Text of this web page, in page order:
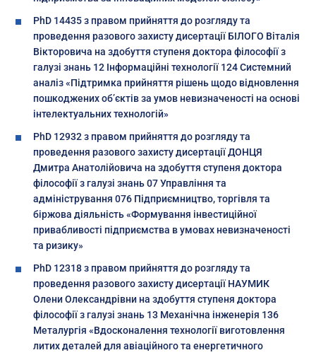
PhD 14435 з правом прийняття до розгляду та
проведення разового захисту дисертації БІЛОГО Віталія
Вікторовича на здобуття ступеня доктора філософії з
галузі знань 12 Інформаційні технології 124 Системний
аналіз «Підтримка прийняття рішень щодо відновлення
пошкоджених об’єктів за умов невизначеності на основі
інтелектуальних технологій»
PhD 12932 з правом прийняття до розгляду та
проведення разового захисту дисертації ДОНЦЯ
Дмитра Анатолійовича на здобуття ступеня доктора
філософії з галузі знань 07 Управління та
адміністрування 076 Підприємництво, торгівля та
біржова діяльність «Формування інвестиційної
привабливості підприємства в умовах невизначеності
та ризику»
PhD 12318 з правом прийняття до розгляду та
проведення разового захисту дисертації НАУМИК
Олени Олександрівни на здобуття ступеня доктора
філософії з галузі знань 13 Механічна інженерія 136
Металургія «Вдосконалення технології виготовлення
литих деталей для авіаційного та енергетичного